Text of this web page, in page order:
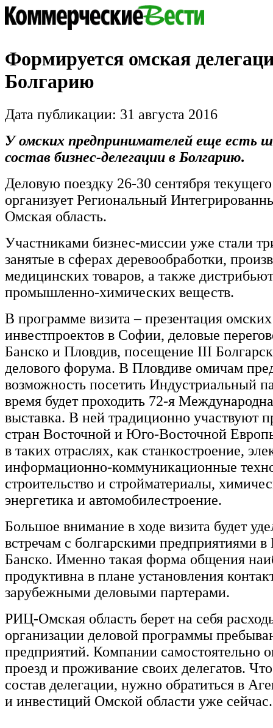
Формируется омская
Болгарию
Дата публикации: 31 августа 2016
У омских предпринимателей еще есть
состав бизнес-делегации в Болгарию.
Деловую поездку 26-30 сентября текущего
организует Региональный
Омская область.
Участниками бизнес-миссии уже стали
занятые в сферах деревообработки,
медицинских товаров, а также
промышленно-химических веществ.
В программе визита – презентация омских
инвестпроектов в Софии, деловые
Банско и Пловдив, посещение III
делового форума. В Пловдиве омичам
возможность посетить Индустриальный
время будет проходить 72-я
выставка. В ней традиционно участвуют
стран Восточной и Юго-Восточной
в таких отраслях, как станкостроение,
информационно-коммуникационные
строительство и стройматериалы,
энергетика и автомобилестроение.
Большое внимание в ходе визита будет
встречам с болгарскими предприятиями в
Банско. Именно такая форма общения
продуктивна в плане установления
зарубежными деловыми партерами.
РИЦ-Омская область берет на себя
организации деловой программы
предприятий. Компании самостоятельно
проезд и проживание своих делегатов.
состав делегации, нужно обратиться в
и инвестиций Омской области уже сейчас.